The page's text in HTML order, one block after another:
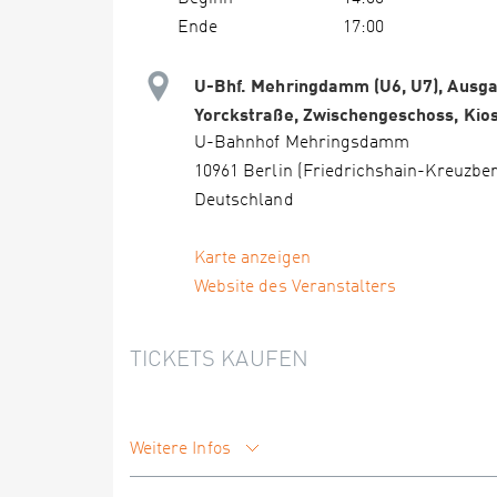
Ende
17:00
U-Bhf. Mehringdamm (U6, U7),
Yorckstraße, Zwischengeschoss,
U-Bahnhof Mehringsdamm
10961 Berlin (Friedrichshain-
Deutschland
Karte anzeigen
Website des Veranstalters
TICKETS KAUFEN
Weitere Infos